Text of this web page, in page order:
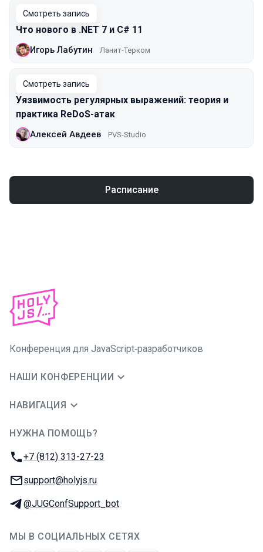
Смотреть запись
Что нового в .NET 7 и C# 11
Игорь Лабутин Ланит-Терком
Смотреть запись
Уязвимость регулярных выражений: теория и
практика ReDoS-атак
Алексей Авдеев PVS-Studio
Расписание
Конференция для JavaScript‑разработчиков
НАШИ КОНФЕРЕНЦИИ
НАВИГАЦИЯ
НУЖНА ПОМОЩЬ?
Телефон:
+7 (812) 313-27-23
E-mail:
support@holyjs.ru
Телеграм:
@JUGConfSupport_bot
МЫ В СОЦИАЛЬНЫХ СЕТЯХ